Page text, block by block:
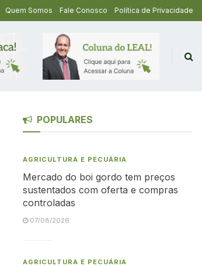
Quem Somos Fale Conosco Política de Privacidade
POPULARES
AGRICULTURA E PECUÁRIA
Mercado do boi gordo tem preços
sustentados com oferta e compras
controladas
07/08/2026
AGRICULTURA E PECUÁRIA